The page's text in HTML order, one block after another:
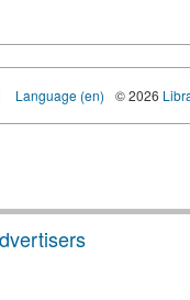
Language (en) © 2026